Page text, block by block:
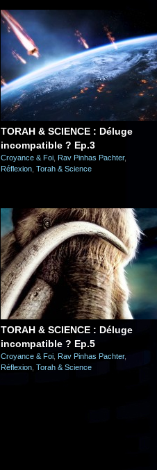
TORAH & SCIENCE : Déluge
incompatible ? Ep.3
Croyance & Foi Rav Pinhas Pachter,
Réflexion Torah & Science
TORAH & SCIENCE : Déluge
incompatible ? Ep.5
Croyance & Foi Rav Pinhas Pachter,
Réflexion Torah & Science